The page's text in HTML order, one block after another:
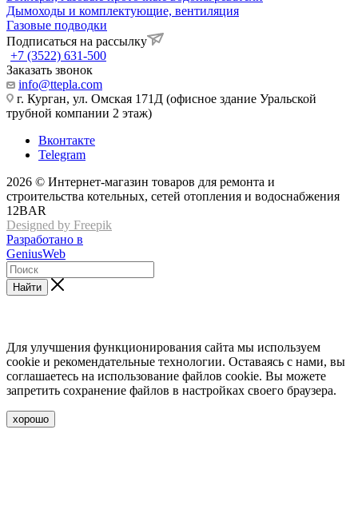
Дымоходы и комплектующие, вентиляция
Газовые подводки
Подписаться на рассылку
+7 (3522) 631-500
Заказать звонок
info@ttepla.com
г. Курган, ул. Омская 171Д (офисное здание Уральской
трубной компании 2 этаж)
Вконтакте
Telegram
2026 © Интернет-магазин товаров для ремонта и
строительства котельных, сетей отопления и водоснабжения
12BAR
Designed by Freepik
Разработано в
GeniusWeb
Найти
Для улучшения функционирования сайта мы используем
cookie и рекомендательные технологии. Оставаясь с нами, вы
соглашаетесь на использование файлов cookie. Вы можете
запретить сохранение файлов в настройках своего браузера.
хорошо